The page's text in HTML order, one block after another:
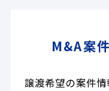
M&A案
譲渡希望の案件